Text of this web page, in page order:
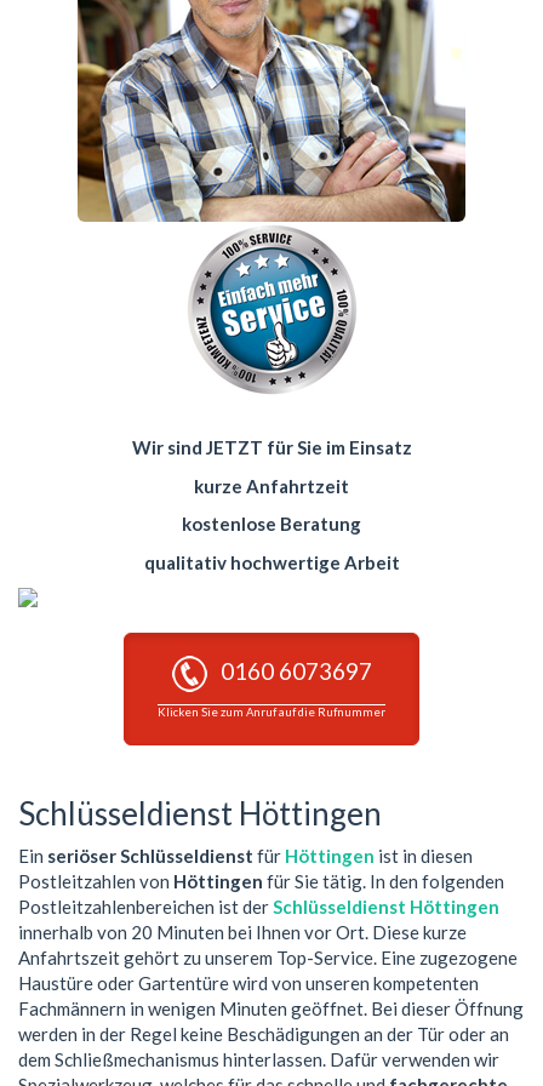
Wir sind JETZT für Sie im Einsatz
kurze Anfahrtzeit
kostenlose Beratung
qualitativ hochwertige Arbeit
0160 6073697
Klicken Sie zum Anruf auf die Rufnummer
Schlüsseldienst Höttingen
Ein seriöser Schlüsseldienst für Höttingen ist in diesen
Postleitzahlen von Höttingen für Sie tätig. In den folgenden
Postleitzahlenbereichen ist derSchlüsseldienst Höttingen
innerhalb von 20 Minuten bei Ihnen vor Ort. Diese kurze
Anfahrtszeit gehört zu unserem Top-Service. Eine zugezogene
Haustüre oder Gartentüre wird von unseren kompetenten
Fachmännern in wenigen Minuten geöffnet. Bei dieser Öffnung
werden in der Regel keine Beschädigungen an der Tür oder an
dem Schließmechanismus hinterlassen. Dafür verwenden wir